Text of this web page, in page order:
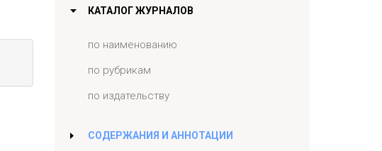
КАТАЛОГ ЖУРНАЛОВ
по наименованию
по рубрикам
по издательству
СОДЕРЖАНИЯ И АННОТАЦИИ